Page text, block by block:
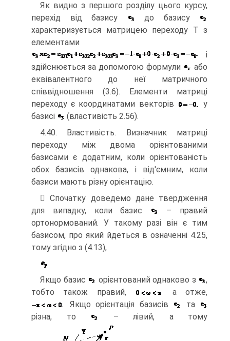
Як видно з першого розділу цього курсу,
перехід від базису
до базису
характеризується матрицею переходу T з
елементами
і
здійснюється за допомогою формули
або
еквівалентного до неї матричного
співвідношення (3.6). Елементи матриці
переходу є координатами векторів
у
базисі
(властивість 2.56).
4.40. Властивість. Визначник матриці
переходу між двома орієнтованими
базисами є додатним, коли орієнтованість
обох базисів однакова, і від'ємним, коли
базиси мають різну орієнтацію.
 Спочатку доведемо дане твердження
для випадку, коли базис
– правий
ортонормований. У такому разі він є тим
базисом, про який йдеться в означенні 4.25,
тому згідно з (4.13),
Якщо базис орієнтований однаково з
,
тобто також правий,
а отже,
Якщо орієнтація базисів
та
різна, то
– лівий, а тому